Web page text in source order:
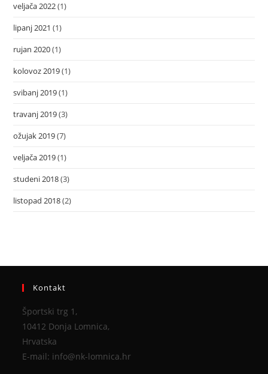
veljača 2022(1)
lipanj 2021 (1)
rujan 2020(1)
kolovoz 2019(1)
svibanj 2019(1)
travanj 2019(3)
ožujak 2019(7)
veljača 2019(1)
studeni 2018(3)
listopad 2018(2)
Kontakt
Športski trg 1,
10412 Donja Lomnica,
Hrvatska
E-mail: info@nk-lomnica.hr